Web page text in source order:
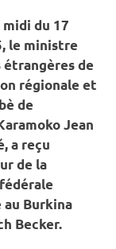
midi du 17
le ministre
de
régionale et
de
Jean
a reçu
de la
au Burkina
Becker.